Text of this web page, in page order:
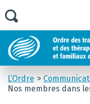
L’Ordre
Nos membres dans